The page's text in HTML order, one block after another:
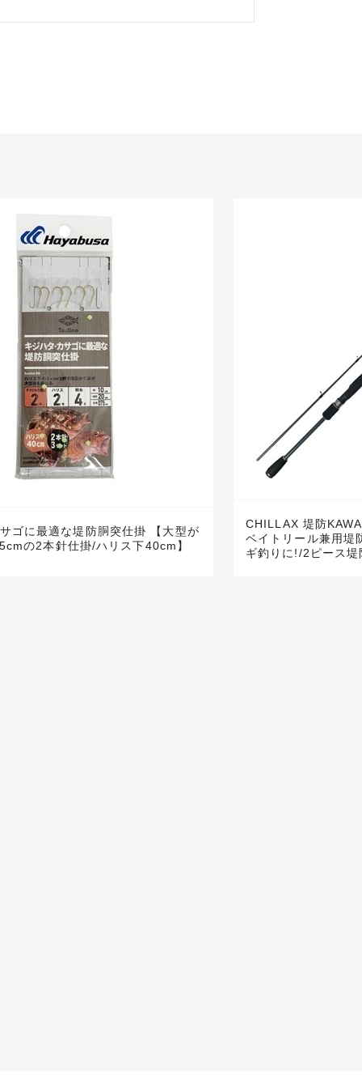
目立つ傷が多
るもの、改造
せん。 状態は写真にてご
ゴに最適な堤防胴突仕掛 【大型が
の2本針仕掛/ハリス下40cm】
CHILLAX 堤防
ベイトリール兼用堤
ギ釣りに!/2ピース